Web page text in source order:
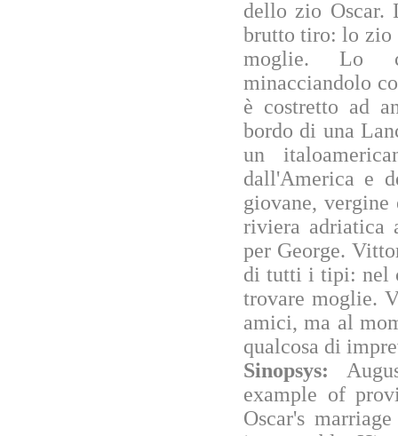
dello zio Oscar.
brutto tiro: lo zio
moglie. Lo
minacciandolo
è costretto ad
bordo di una
un
dall'America e
giovane,
riviera adriatica
per George.
di tutti i tipi: nel
trovare moglie.
amici, ma al
qualcosa di
Sinopsys:
example of
Oscar's